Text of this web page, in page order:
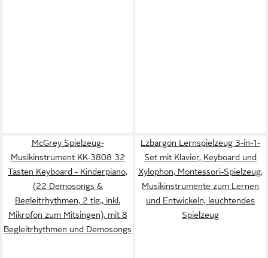
McGrey Spielzeug-
Musikinstrument KK-3808 32
Tasten Keyboard - Kinderpiano,
(22 Demosongs &
Begleitrhythmen, 2 tlg., inkl.
Mikrofon zum Mitsingen), mit 8
Begleitrhythmen und Demosongs
Lzbargon Lernspielzeug 3-in-1-
Set mit Klavier, Keyboard und
Xylophon, Montessori-Spielzeug,
Musikinstrumente zum Lernen
und Entwickeln, leuchtendes
Spielzeug